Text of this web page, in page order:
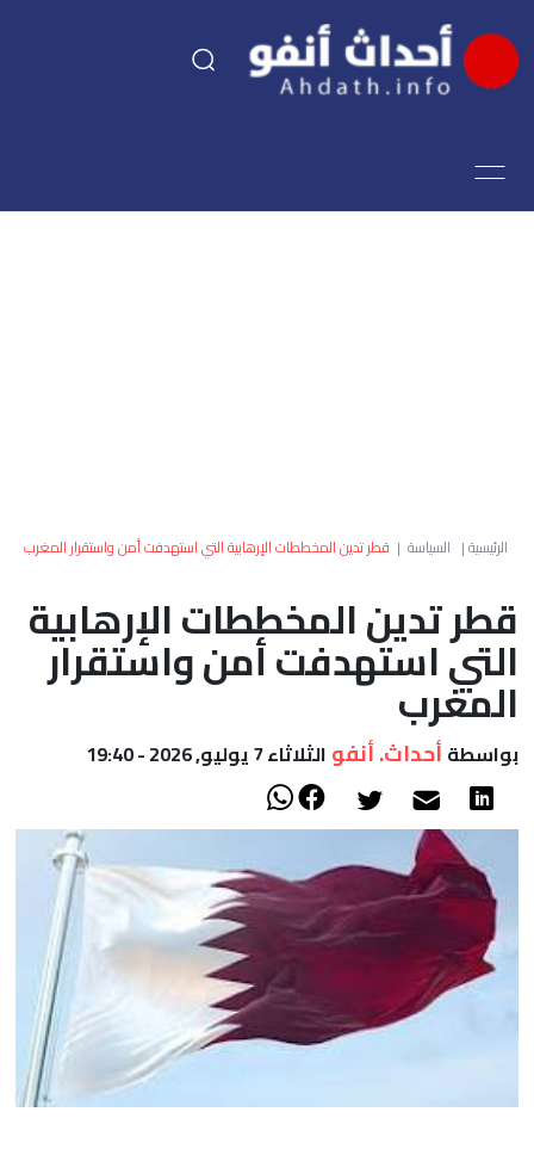
اقتصاد
العالم
أعمدة
الصحراء
الرئيسية| السياسة | قطر تدين المخططات الإرهابية التي استهدفت أمن واستقرار المغرب
قطر تدين المخططات الإرهابية
التي استهدفت أمن واستقرار
المغرب
بواسطة أحداث. أنفو الثلاثاء 7 يوليو, 2026 - 19:40